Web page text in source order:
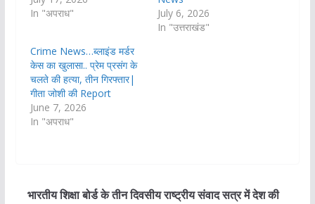
In "अपराध"
July 6, 2026
In "उत्तराखंड"
Crime News…ब्लाइंड मर्डर
केस का खुलासा.. प्रेम प्रसंग के
चलते की हत्या, तीन गिरफ्तार|
गीता जोशी की Report
June 7, 2026
In "अपराध"
भारतीय शिक्षा बोर्ड के तीन दिवसीय राष्ट्रीय संवाद सत्र में देश की